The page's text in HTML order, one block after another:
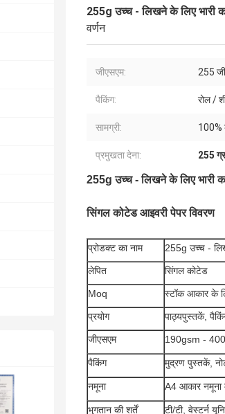
255g उच्च - लिखने के लिए भारी
वर्णन
जीएसएम: 255 जी
पैकिंग: रोल /
सामग्री: 100%
प्रमुखता देना: 255
255g उच्च - लिखने के लिए भारी
सिंगल कोटेड आइवरी पेपर विवरण
प्रोडक्ट का नाम 255g उच्च -
लेपित सिंगल कोटेड
Moq स्टॉक आकार के
प्रयोग पाठ्यपुस्तकें,
जीएसएम 190gsm -
पैकिंग मुद्रण पुस्तकें,
नमूना A4 आकार
भुगतान की शर्तें टी/टी, वेस्टर्न